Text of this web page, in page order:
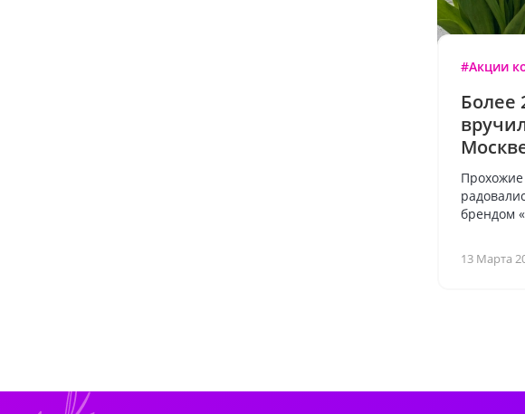
#Акции
Более
брендом
13 Марта